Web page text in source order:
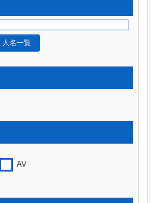
人名一覧
AV